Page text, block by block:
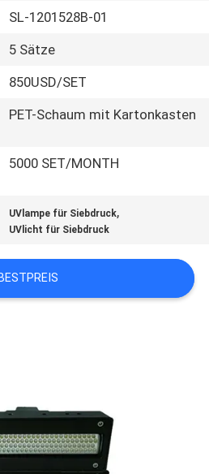
SL-1201528B-01
5 Sätze
850USD/SET
PET-Schaum mit Kartonkasten
5000 SET/MONTH
UVlampe für Siebdruck,
UVlicht für Siebdruck
BESTPREIS